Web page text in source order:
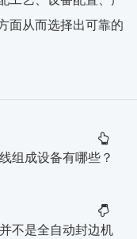
面从而选择出可靠的
组成设备有哪些？
不是全自动封边机